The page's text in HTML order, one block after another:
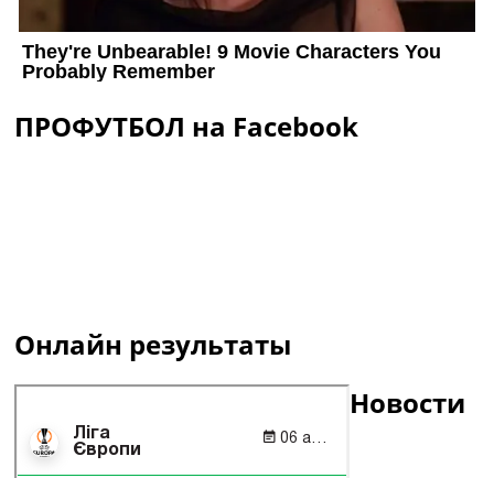
ПРОФУТБОЛ на Facebook
Онлайн результаты
Новости